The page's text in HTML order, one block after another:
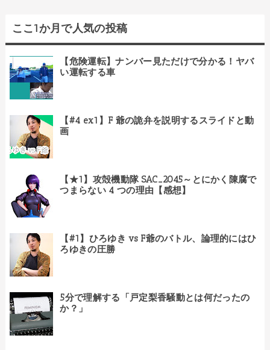
ここ1か月で人気の投稿
【危険運転】ナンバー見ただけで分かる！ヤバ
い運転する車
【#4 ex1】F 爺の詭弁を説明するスライドと動
画
【★1】攻殻機動隊 SAC_2045～とにかく陳腐で
つまらない 4 つの理由【感想】
【#1】ひろゆき vs F爺のバトル、論理的にはひ
ろゆきの圧勝
5分で理解する「戸定梨香騒動とは何だったの
か？」